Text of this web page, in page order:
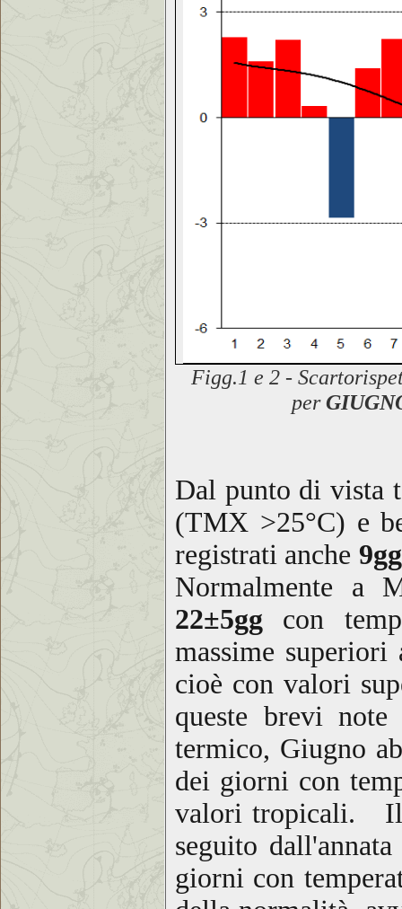
Figg.1 e 2 - Scarto
per
Dal punto di vista
(TMX >25°C) e
registrati anche 9gg
Normalmente a
22±5gg con
massime superiori
cioè con valori
queste brevi
termico, Giugno
dei giorni con
valori tropicali. Il
seguito
giorni con